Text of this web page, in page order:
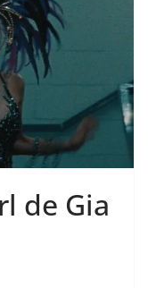
de Gia